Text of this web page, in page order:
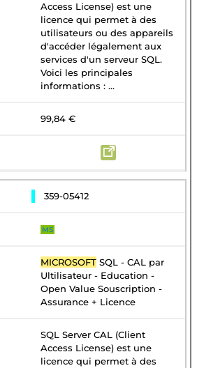
Access License) est une
licence qui permet à des
utilisateurs ou des appareils
d'accéder légalement aux
services d'un serveur SQL.
Voici les principales
informations : ...
99,84 €
359-05412
MS
MICROSOFT SQL - CAL par
Ultilisateur - Education -
Open Value Souscription -
Assurance + Licence
SQL Server CAL (Client
Access License) est une
licence qui permet à des